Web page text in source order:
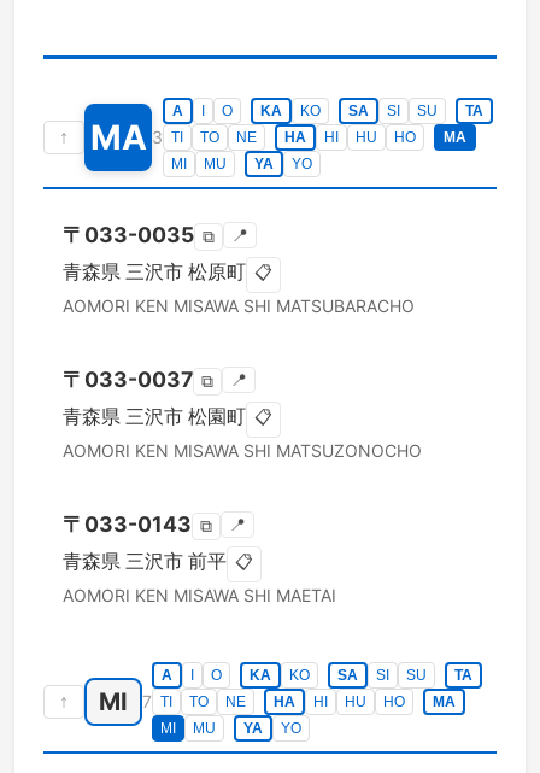
↑ MA 3
A O KA KO SA SI SU
TA
TI
TO NE HA HI HU HO
MA
MI
MU YA YO
〒 033-0035 ⧉ 📍
青森県 三沢市 松原町 📋
AOMORI KEN MISAWA SHI MATSUBARACHO
〒 033-0037 ⧉ 📍
青森県 三沢市 松園町 📋
AOMORI KEN MISAWA SHI MATSUZONOCHO
〒 033-0143 ⧉ 📍
青森県 三沢市 前平 📋
AOMORI KEN MISAWA SHI MAETAI
↑ MI 7
A O KA KO SA SI SU
TA
TI
TO NE HA HI HU HO
MA
MI
MU YA YO